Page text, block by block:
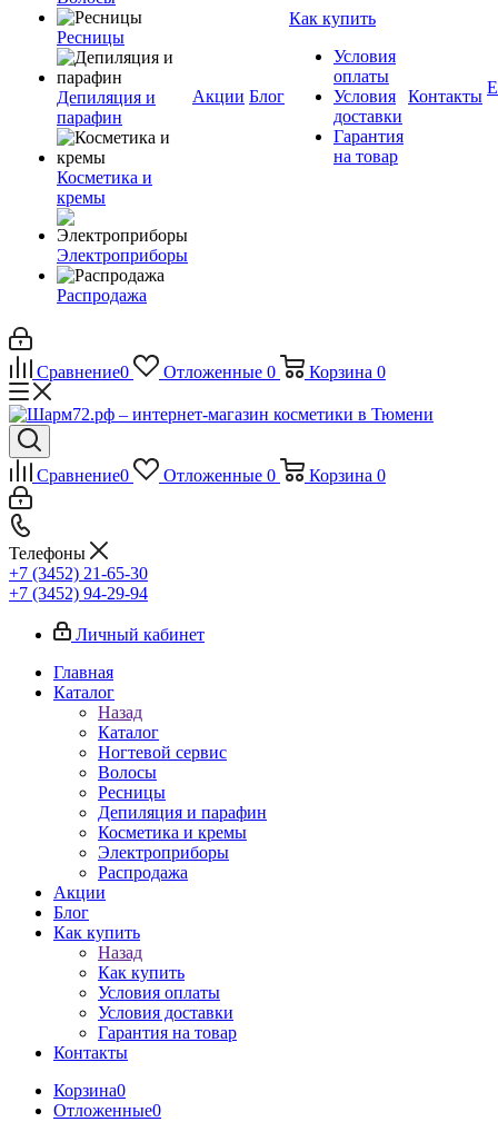
Ресницы
Депиляция и
парафин
Косметика и
кремы
Электроприборы
Распродажа
Акции Блог
Как купить
Условия
оплаты
Условия
доставки
Гарантия
на товар
Контакты
Сравнение0 Отложенные 0 Корзина 0
Сравнение0 Отложенные 0 Корзина 0
Телефоны
+7 (3452) 21-65-30
+7 (3452) 94-29-94
Личный кабинет
Главная
Каталог
Назад
Каталог
Ногтевой сервис
Волосы
Ресницы
Депиляция и парафин
Косметика и кремы
Электроприборы
Распродажа
Акции
Блог
Как купить
Назад
Как купить
Условия оплаты
Условия доставки
Гарантия на товар
Контакты
Корзина0
Отложенные0